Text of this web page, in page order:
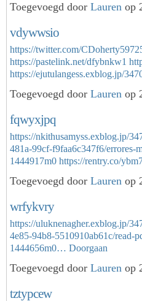
Toegevoegd door Lauren op
vdywwsio
https://twitter.com/
https://pastelink.net/dfybnkw1
https://ejutulangess.exblog.jp/
Toegevoegd door Lauren op
fqwyxjpq
https://nkithusamyss.exblog.jp/
481a-99cf-f9faa6c347f6/errores-
1444917m0 https://rentry.co/
Toegevoegd door Lauren op
wrfykvry
https://uluknenagher.exblog.jp/
4e85-94b8-5510910ab61c/read-
1444656m0… Doorgaan
Toegevoegd door Lauren op
tztypcew